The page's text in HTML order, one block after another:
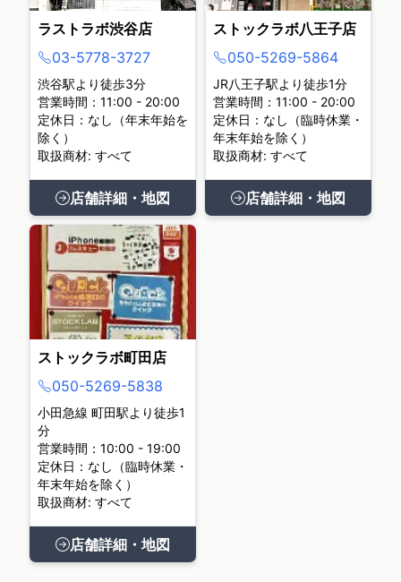
ラストラボ渋谷店
03-5778-3727
渋谷駅より徒歩3分
営業時間：11:00 - 20:00
定休日：なし（年末年始を
除く）
取扱商材: すべて
店舗詳細・地図
ストックラボ八王子店
050-5269-5864
JR八王子駅より徒歩1分
営業時間：11:00 - 20:00
定休日：なし（臨時休業・
年末年始を除く）
取扱商材: すべて
店舗詳細・地図
ストックラボ町田店
050-5269-5838
小田急線 町田駅より徒歩1
分
営業時間：10:00 - 19:00
定休日：なし（臨時休業・
年末年始を除く）
取扱商材: すべて
店舗詳細・地図